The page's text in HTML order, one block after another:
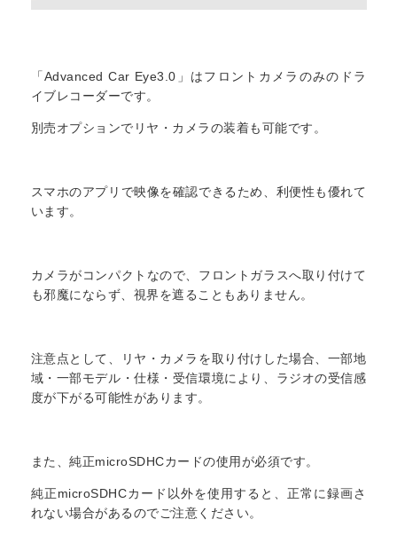
「Advanced Car Eye3.0」はフロントカメラのみのドラ
イブレコーダーです。
別売オプションでリヤ・カメラの装着も可能です。
スマホのアプリで映像を確認できるため、利便性も優れて
います。
カメラがコンパクトなので、フロントガラスへ取り付けて
も邪魔にならず、視界を遮ることもありません。
注意点として、リヤ・カメラを取り付けした場合、一部地
域・一部モデル・仕様・受信環境により、ラジオの受信感
度が下がる可能性があります。
また、純正microSDHCカードの使用が必須です。
純正microSDHCカード以外を使用すると、正常に録画さ
れない場合があるのでご注意ください。